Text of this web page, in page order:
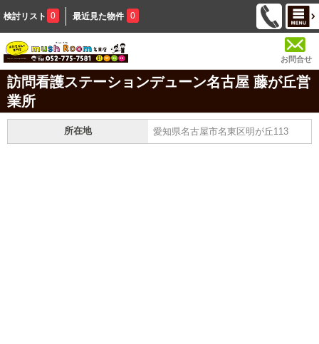
検討リスト 0 最近見た物件 0
お問合せ
訪問看護ステーションデューン名古屋 藤が丘営
業所
所在地 愛知県名古屋市名東区明が丘113